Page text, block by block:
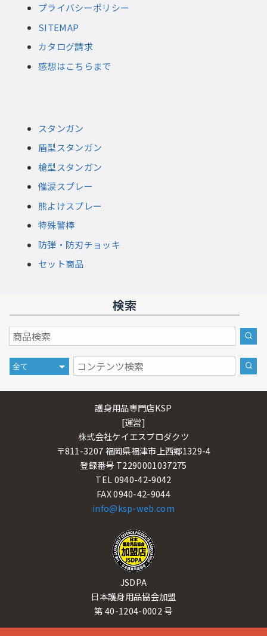
プライバシーポリシー
SITEMAP
カタログ請求
感想はこちらまで
スタンガン
盾型スタンガン
槍型スタンガン
催涙スプレー
熊よけスプレー
特殊警棒
防弾・防刃チョッキ
セット商品
検索
護身用品専門店KSP
[運営]
株式会社ケイエスプロダクツ
〒811-3207 福岡県福津市上西郷1329-4
登録番号 T2290001037275
TEL 0940-42-9042
FAX 0940-42-9044
info@ksp-web.com
JSDPA
日本護身用品協会加盟
第 40-1204-0002 号